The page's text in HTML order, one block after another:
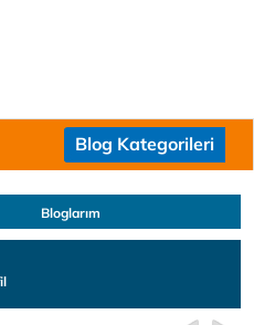
Blog Kategorileri
Bloglarım